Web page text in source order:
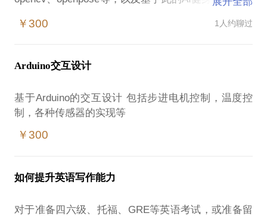
￥300 1人约聊过
Arduino交互设计
基于Arduino的交互设计 包括步进电机控制，温度控
￥300
如何提升英语写作能力
对于准备四六级、托福、GRE等英语考试，或准备留